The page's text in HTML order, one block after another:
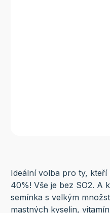
Ideální volba pro ty, kteří
40%! Vše je bez SO2. A
semínka s velkým
mastných kyselin,